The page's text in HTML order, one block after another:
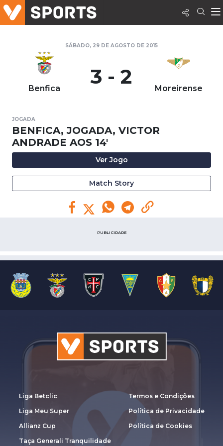
SÁBADO, 29 DE AGOSTO DE 2015
Benfica 3 - 2 Moreirense
JOGADA
BENFICA, JOGADA, VICTOR
ANDRADE AOS 14'
Ver Jogo
Match Story
PUBLICIDADE
Liga Betclic
Liga Meu Super
Allianz Cup
Taça Generali Tranquilidade
Termos e Condições
Política de Privacidade
Política de Cookies